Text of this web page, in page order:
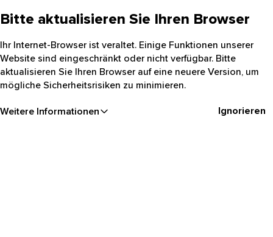
Bitte aktualisieren Sie Ihren Browser
Ihr Internet-Browser ist veraltet. Einige Funktionen unserer
Website sind eingeschränkt oder nicht verfügbar. Bitte
aktualisieren Sie Ihren Browser auf eine neuere Version, um
mögliche Sicherheitsrisiken zu minimieren.
Weitere Informationen Ignorieren